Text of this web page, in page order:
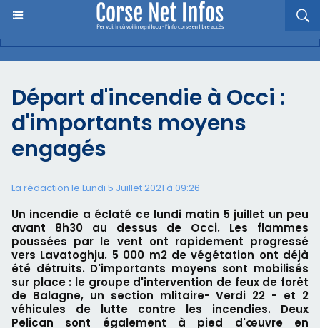
Départ d'incendie à Occi :
d'importants moyens
engagés
La rédaction le Lundi 5 Juillet 2021 à 09:26
Un incendie a éclaté ce lundi matin 5 juillet un peu
avant 8h30 au dessus de Occi. Les flammes
poussées par le vent ont rapidement progressé
vers Lavatoghju. 5 000 m2 de végétation ont déjà
été détruits. D'importants moyens sont mobilisés
sur place : le groupe d'intervention de feux de forêt
de Balagne, un section mlitaire- Verdi 22 - et 2
véhicules de lutte contre les incendies. Deux
Pelican sont également à pied d'œuvre en